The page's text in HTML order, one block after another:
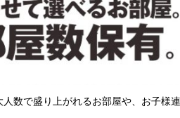
数で盛り上がれるお部屋や、お子様